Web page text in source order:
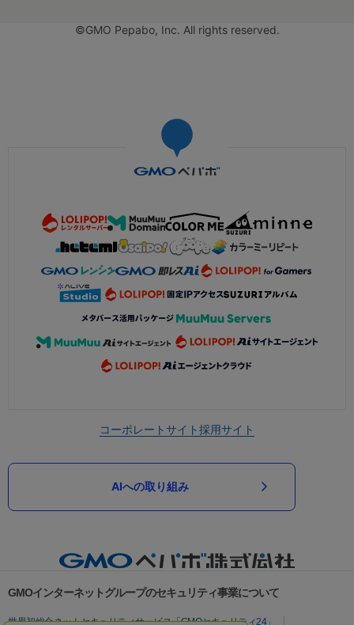
©GMO Pepabo, Inc. All rights reserved.
コーポレートサイト採用サイト
AIへの取り組み
GMOインターネットグループのセキュリティ事業について
世界初総合ネットセキュリティサービス「GMOセキュリティ24」